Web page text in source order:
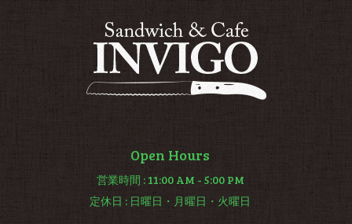
Open Hours
営業時間 : 11:00 AM - 5:00 PM
定休日 : 日曜日・月曜日・火曜日